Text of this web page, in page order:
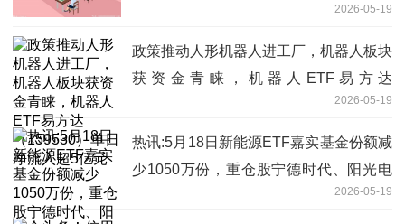
2026-05-19
政策推动人形机器人进工厂，机器人板块
获资金青睐，机器人ETF易方达
2026-05-19
热讯:5月18日新能源ETF嘉实基金份额减
少1050万份，重仓股宁德时代、阳光电
2026-05-19